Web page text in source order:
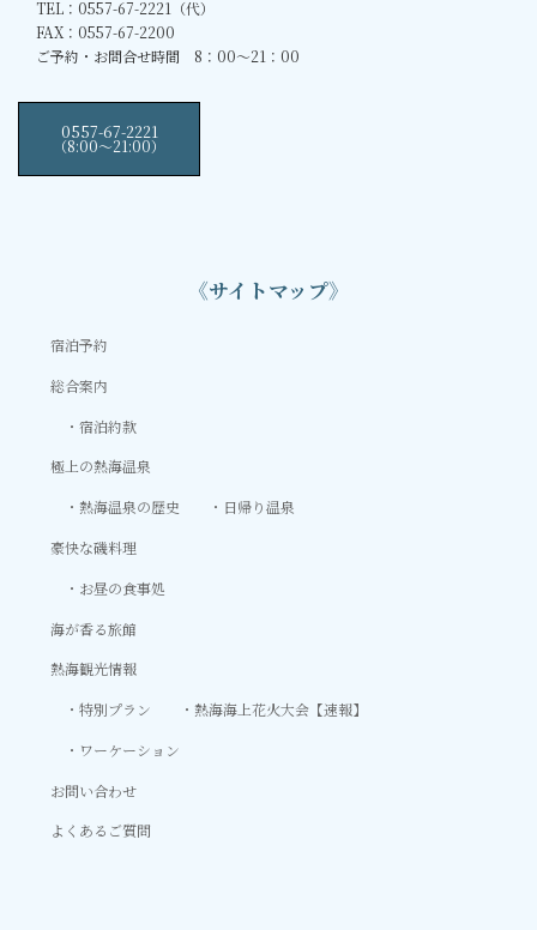
TEL：0557-67-2221（代）
FAX：0557-67-2200
ご予約・お問合せ時間 8：00～21：00
0557-67-2221
（8:00〜21:00）
《サイトマップ》
宿泊予約
総合案内
宿泊約款
極上の熱海温泉
熱海温泉の歴史
日帰り温泉
豪快な磯料理
お昼の食事処
海が香る旅館
熱海観光情報
特別プラン
熱海海上花火大会【速報】
ワーケーション
お問い合わせ
よくあるご質問